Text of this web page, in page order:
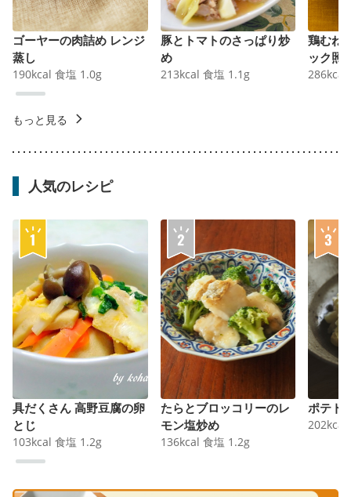
ゴーヤーの肉詰め レンジ
蒸し
190kcal 食塩 1.0g
豚とトマトのさっぱり炒
め
213kcal 食塩 1.1 g
鶏むね
ック照
286kcal
もっと見る
人気のレシピ
具だくさん 高野豆腐の卵
とじ
103kcal 食塩 1.2g
たらとブロッコリーのレ
モン塩炒め
136kcal 食塩 1.2g
ポテト
202kcal